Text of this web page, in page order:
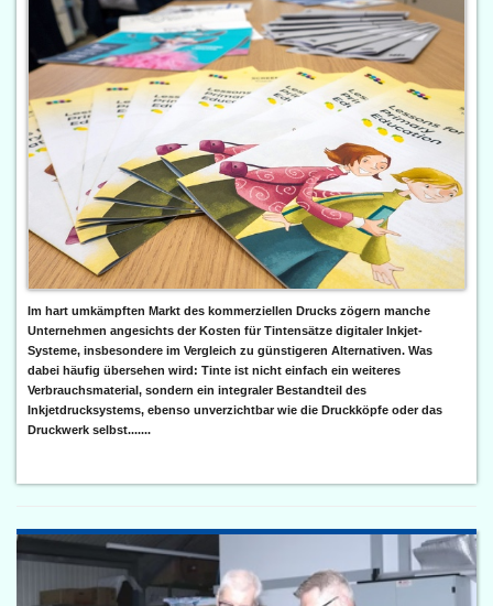
Im hart umkämpften Markt des kommerziellen Drucks zögern manche
Unternehmen angesichts der Kosten für Tintensätze digitaler Inkjet-
Systeme, insbesondere im Vergleich zu günstigeren Alternativen. Was
dabei häufig übersehen wird: Tinte ist nicht einfach ein weiteres
Verbrauchsmaterial, sondern ein integraler Bestandteil des
Inkjetdrucksystems, ebenso unverzichtbar wie die Druckköpfe oder das
Druckwerk selbst.......